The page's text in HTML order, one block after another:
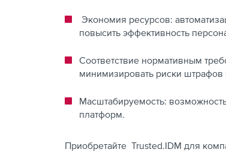
Экономия ресурсов:
повысить эффективность
Соответствие нормативным
минимизировать риски штрафов
Масштабируемость:
платформ.
Приобретайте Trusted.IDM для